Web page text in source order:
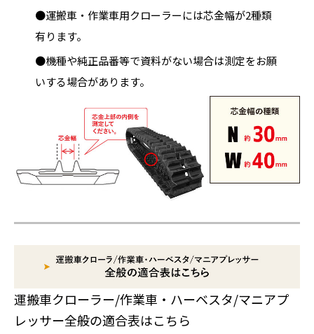
●運搬車・作業車用クローラーには芯金幅が2種類
有ります。
●機種や純正品番等で資料がない場合は測定をお願
いする場合があります。
運搬車クローラー/作業車・ハーベスタ/マニアプ
レッサー全般の適合表はこちら